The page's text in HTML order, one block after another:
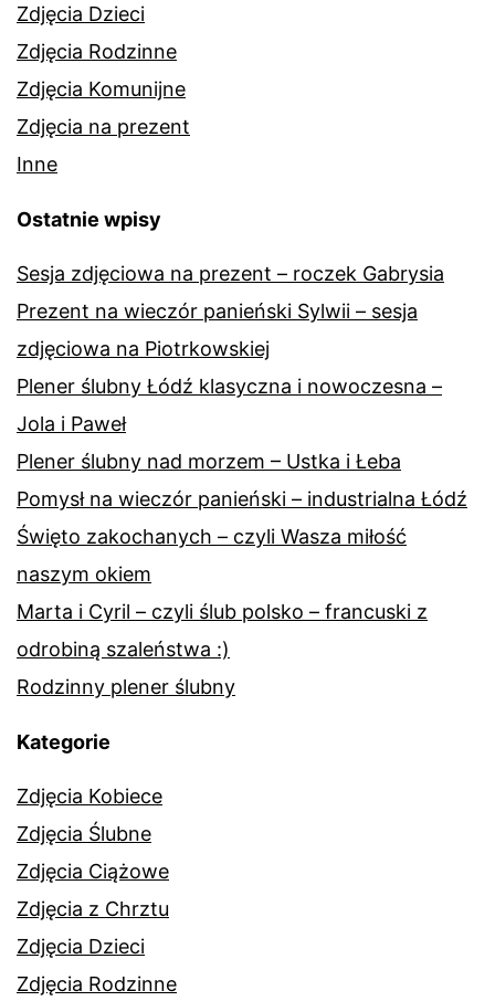
Zdjęcia Dzieci
Zdjęcia Rodzinne
Zdjęcia Komunijne
Zdjęcia na prezent
Inne
Ostatnie wpisy
Sesja zdjęciowa na prezent – roczek Gabrysia
Prezent na wieczór panieński Sylwii – sesja
zdjęciowa na Piotrkowskiej
Plener ślubny Łódź klasyczna i nowoczesna –
Jola i Paweł
Plener ślubny nad morzem – Ustka i Łeba
Pomysł na wieczór panieński – industrialna Łódź
Święto zakochanych – czyli Wasza miłość
naszym okiem
Marta i Cyril – czyli ślub polsko – francuski z
odrobiną szaleństwa :)
Rodzinny plener ślubny
Kategorie
Zdjęcia Kobiece
Zdjęcia Ślubne
Zdjęcia Ciążowe
Zdjęcia z Chrztu
Zdjęcia Dzieci
Zdjęcia Rodzinne